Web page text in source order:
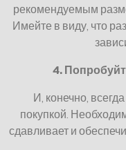
рекомендуемым
Имейте в виду, что
4.
И, конечно,
покупкой.
сдавливает и